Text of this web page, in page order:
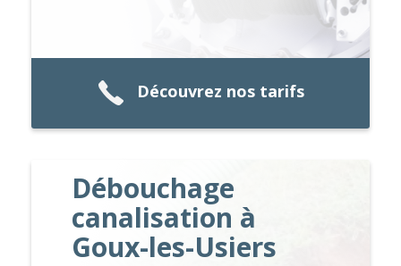
Découvrez nos tarifs
Débouchage
canalisation à
Goux-les-Usiers